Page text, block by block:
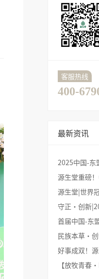
客服热线
400-
最新资讯